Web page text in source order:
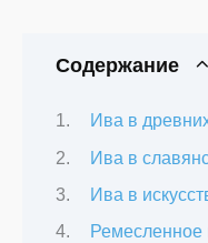
Содержание
Ива в
Ива в
Ива в
Ремесленное